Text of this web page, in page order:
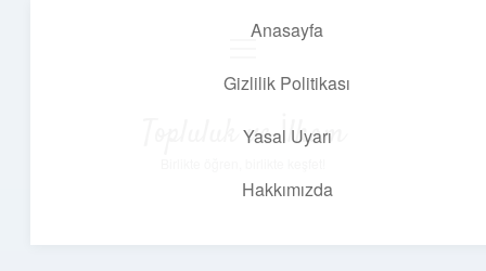
Anasayfa
Gizlilik Politikası
Yasal Uyarı
Hakkımızda
Topluluk ve İlham